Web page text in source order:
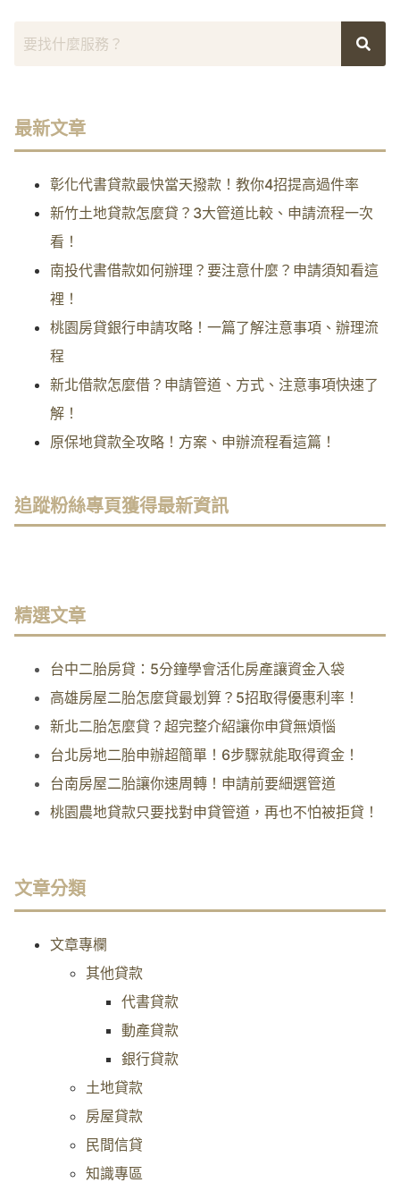
最新文章
彰化代書貸款最快當天撥款！教你4招提高過件率
新竹土地貸款怎麼貸？3大管道比較、申請流程一次
看！
南投代書借款如何辦理？要注意什麼？申請須知看這
裡！
桃園房貸銀行申請攻略！一篇了解注意事項、辦理流
程
新北借款怎麼借？申請管道、方式、注意事項快速了
解！
原保地貸款全攻略！方案、申辦流程看這篇！
追蹤粉絲專頁獲得最新資訊
精選文章
台中二胎房貸：5分鐘學會活化房產讓資金入袋
高雄房屋二胎怎麼貸最划算？5招取得優惠利率！
新北二胎怎麼貸？超完整介紹讓你申貸無煩惱
台北房地二胎申辦超簡單！6步驟就能取得資金！
台南房屋二胎讓你速周轉！申請前要細選管道
桃園農地貸款只要找對申貸管道，再也不怕被拒貸！
文章分類
文章專欄
其他貸款
代書貸款
動產貸款
銀行貸款
土地貸款
房屋貸款
民間信貸
知識專區